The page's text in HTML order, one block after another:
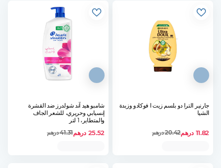
جارنير الترا دو بلسم زيت ا فوكادو وزبدة
الشيا
11.82 درهم20.42درهم
شامبو هيد آند شولدرز ضد القشرة
إنسيابي وحريري، للشعر الجاف
والمتطاير، 1 لتر
25.52 درهم41.31درهم